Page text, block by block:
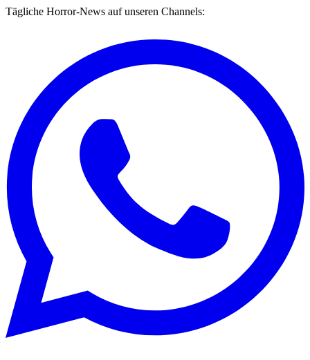
Tägliche Horror-News auf unseren Channels: